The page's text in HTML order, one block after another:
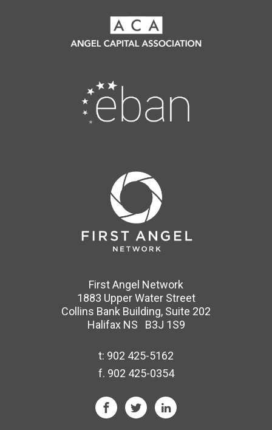
First Angel Network
1883 Upper Water Street
Collins Bank Building, Suite 202
Halifax NS B3J 1S9
t: 902 425-5162
f. 902 425-0354